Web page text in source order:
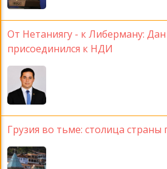
От Нетаниягу - к Либерману:
присоединился к НДИ
Грузия во тьме: столица страны